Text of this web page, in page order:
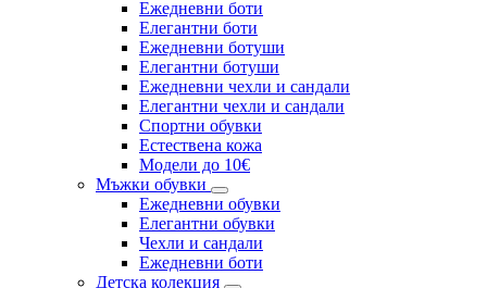
Eжедневни боти
Eлегантни боти
Eжедневни ботуши
Eлегантни ботуши
Ежедневни чехли и сандали
Елегантни чехли и сандали
Спортни обувки
Естествена кожа
Модели до 10€
Мъжки обувки
Ежедневни обувки
Елегантни обувки
Чехли и сандали
Ежедневни боти
Детска колекция